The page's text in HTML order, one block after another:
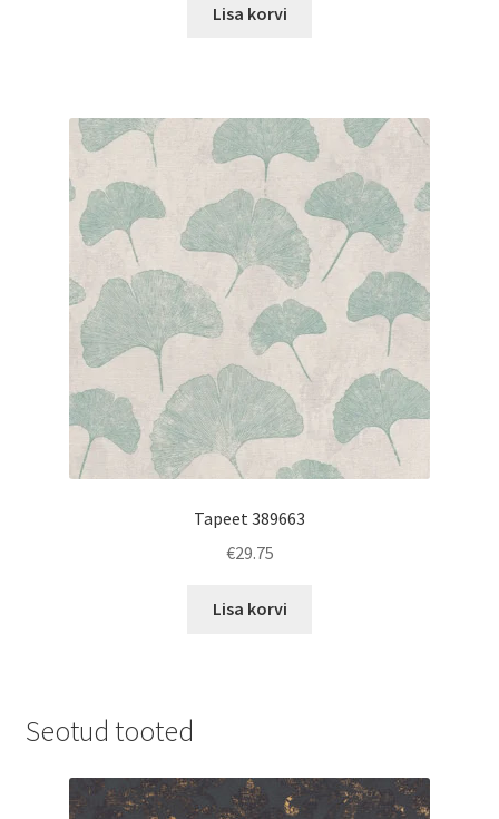
Lisa korvi
Tapeet 389663
€29.75
Lisa korvi
Seotud tooted